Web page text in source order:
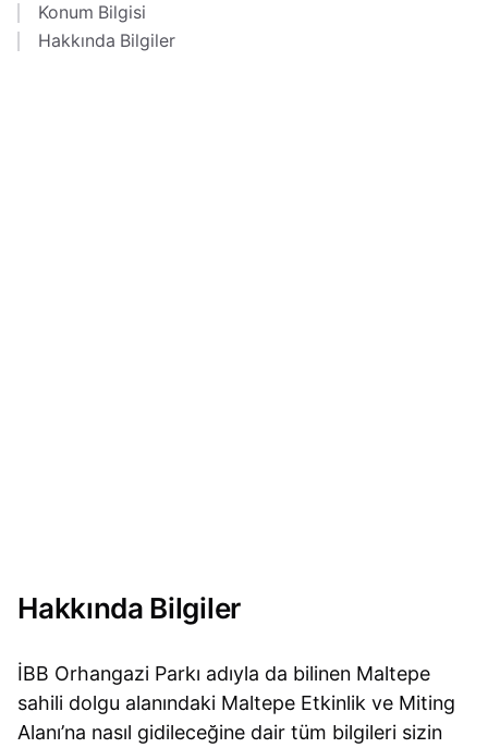
Konum Bilgisi
Hakkında Bilgiler
Hakkında Bilgiler
İBB Orhangazi Parkı adıyla da bilinen Maltepe
sahili dolgu alanındaki Maltepe Etkinlik ve Miting
Alanı’na nasıl gidileceğine dair tüm bilgileri sizin